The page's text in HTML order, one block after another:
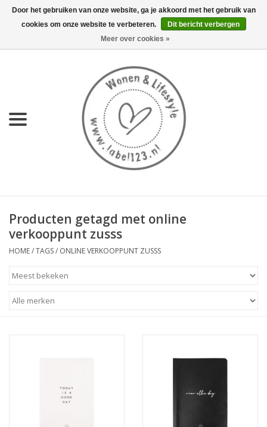
0 Artikelen - €0,00
KEUKEN
LIFESTYLE
Producten getagd met online
verkooppunt zusss
HOME/TAGS/ ONLINE VERKOOPPUNT ZUSSS
Door het gebruiken van onze website, ga je akkoord met het gebruik van
cookies om onze website te verbeteren.
Dit bericht verbergen
Meer over cookies »